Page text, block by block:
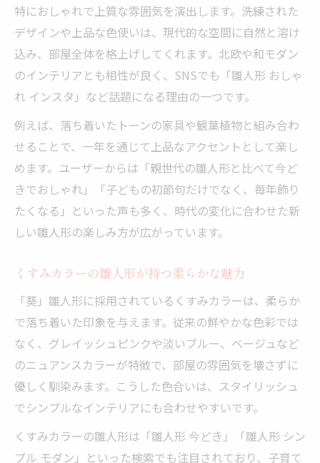
特におしゃれで上質な雰囲気を演出します。洗練された
デザインや上品な色使いは、現代的な空間に自然と溶け
込み、部屋全体を格上げしてくれます。北欧や和モダン
のインテリアとも相性が良く、SNSでも「雛人形 おしゃ
れ インスタ」など話題になる理由の一つです。
例えば、落ち着いたトーンの家具や観葉植物と組み合わ
せることで、一年を通じて上品なアクセントとして楽し
めます。ユーザーからは「親世代の雛人形と比べて今ど
きでおしゃれ」「子どもの初節句だけでなく、毎年飾り
たくなる」といった声も多く、時代の変化に合わせた新
しい雛人形の楽しみ方が広がっています。
くすみカラーの雛人形が持つ柔らかな魅力
「葵」雛人形に採用されているくすみカラーは、柔らか
で落ち着いた印象を与えます。従来の鮮やかな色彩では
なく、グレイッシュピンクや淡いブルー、ベージュなど
のニュアンスカラーが特徴で、部屋の雰囲気を壊さずに
優しく馴染みます。こうした色合いは、スタイリッシュ
でシンプルなインテリアにも合わせやすいです。
くすみカラーの雛人形は「雛人形 今どき」「雛人形 シン
プル モダン」といった検索でも注目されており、子育て